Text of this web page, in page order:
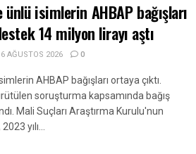
isimlerin AHBAP bağışları
14 milyon lirayı aştı
6 AĞUSTOS 2026 0
AHBAP bağışları ortaya çıktı.
soruşturma kapsamında bağış
Mali Suçları Araştırma Kurulu'nun
yılı...